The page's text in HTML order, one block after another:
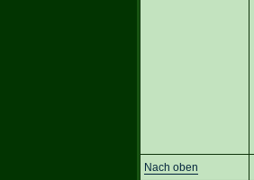
Nach oben